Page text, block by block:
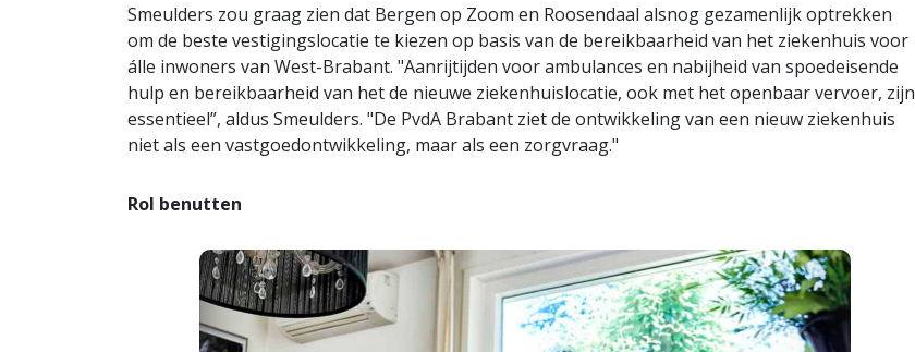
Smeulders zou graag zien dat Bergen op Zoom en Roosendaal alsnog gezamenlijk optrekken
om de beste vestigingslocatie te kiezen op basis van de bereikbaarheid van het ziekenhuis voor
álle inwoners van West-Brabant. "Aanrijtijden voor ambulances en nabijheid van spoedeisende
hulp en bereikbaarheid van het de nieuwe ziekenhuislocatie, ook met het openbaar vervoer, zijn
essentieel”, aldus Smeulders. "De PvdA Brabant ziet de ontwikkeling van een nieuw ziekenhuis
niet als een vastgoedontwikkeling, maar als een zorgvraag."
Rol benutten